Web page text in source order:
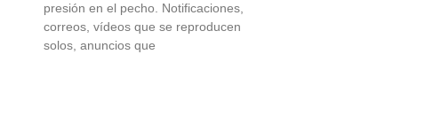
presión en el pecho. Notificaciones,
correos, vídeos que se reproducen
solos, anuncios que